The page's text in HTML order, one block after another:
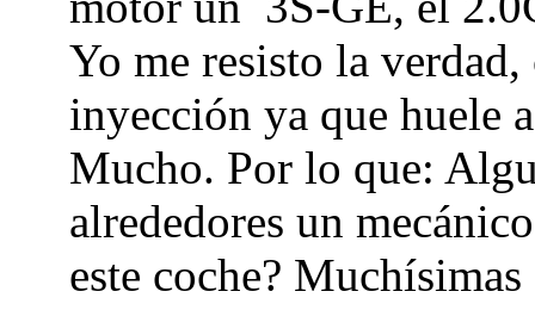
Yo me resisto la
inyección ya que huele
Mucho. Por lo que:
alrededores un
este coche?